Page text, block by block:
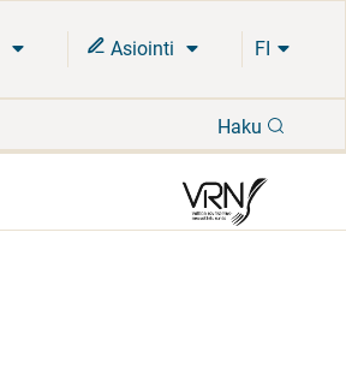
Asiointi FI
Haku